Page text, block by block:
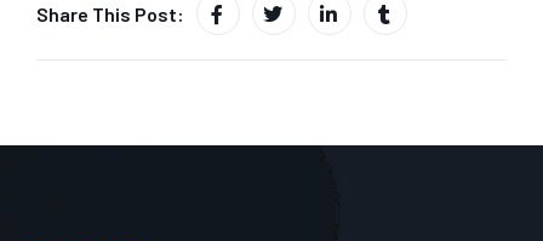
Share This Post: